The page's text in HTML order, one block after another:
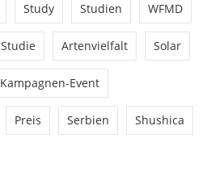
Study Studien WFMD
Studie Artenvielfalt Solar
Kampagnen-Event
Preis Serbien Shushica